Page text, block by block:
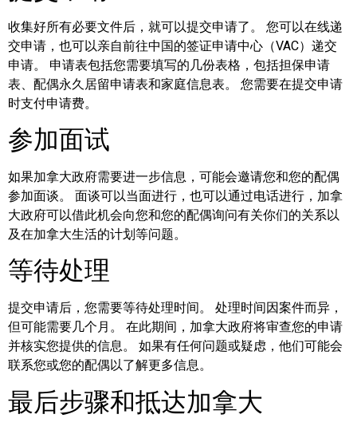
收集好所有必要文件后，就可以提交申请了。 您可以在线递
交申请，也可以亲自前往中国的签证申请中心（VAC）递交
申请。 申请表包括您需要填写的几份表格，包括担保申请
表、配偶永久居留申请表和家庭信息表。 您需要在提交申请
时支付申请费。
参加面试
如果加拿大政府需要进一步信息，可能会邀请您和您的配偶
参加面谈。 面谈可以当面进行，也可以通过电话进行，加拿
大政府可以借此机会向您和您的配偶询问有关你们的关系以
及在加拿大生活的计划等问题。
等待处理
提交申请后，您需要等待处理时间。 处理时间因案件而异，
但可能需要几个月。 在此期间，加拿大政府将审查您的申请
并核实您提供的信息。 如果有任何问题或疑虑，他们可能会
联系您或您的配偶以了解更多信息。
最后步骤和抵达加拿大